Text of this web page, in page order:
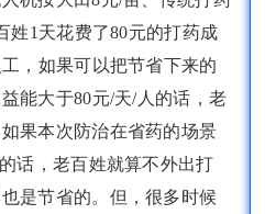
姓1天花费了80元的打药成
，如果可以把节省下来的
能大于80元/天/人的话，老
果本次防治在省药的场景
话，老百姓就算不外出打
是节省的。但，很多时候